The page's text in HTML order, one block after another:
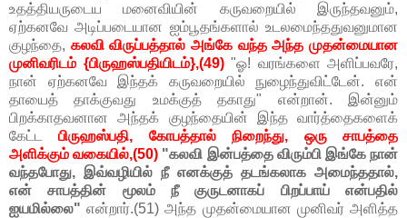
உதத்தியருடைய மனைவியின் கருவறையில் இருந்தவனும்,
ஏற்கனவே அடிப்படையான ஐம்பூதங்களால் உடலமைந்ததுவனுமான
குழந்தை, கலவி விருப்பத்தால் அங்கே வந்த அந்த முதன்மையான
முனிவரிடம் {பிருஹஸ்பதியிடம்},(49)"ஓ! வரங்களை அளிப்பவரே,
நான் ஏற்கனவே இந்தக் கருவறையில் நுழைந்துவிட்டேன். என்
தாயைத் தாக்குவது உமக்குத் தகாது" என்றான். இன்னும்
பிறக்காதவனான அந்தக் குழந்தையின் இந்த வார்த்தைகளைக்
கேட்டபிருஹஸ்பதி, கோபத்தால் நிறைந்து, ஒரு சாபத்தை
அளிக்கும் வகையில்,(50) "கலவி இன்பத்தை விரும்பி இங்கே நான்
வந்தபோது, இவ்வழியில் நீ எனக்குத் தடங்கலாக அமைந்ததால்,
என் சாபத்தின் மூலம் நீ குருடனாகப் பிறப்பாய் என்பதில்
ஐயமில்லை" என்றார்.(51) அந்த முதன்மையான முனிவர் அளித்த